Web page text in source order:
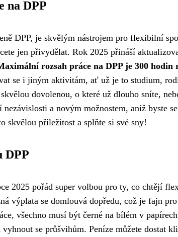
na DPP
DPP, je skvělým nástrojem pro flexibilní
jen přivydělat. Rok 2025 přináší
rozsah práce na DPP je 300 hodin
se i jiným aktivitám, ať už je to studium,
dovolenou, o které už dlouho sníte,
a novým možnostem, aniž byste
skvělou příležitost a splňte si své sny!
DPP
2025 pořád super volbou pro ty, co chtějí
výplata se domlouvá dopředu, což je fajn
všechno musí být černé na bílém v
se průšvihům. Peníze můžete dostat